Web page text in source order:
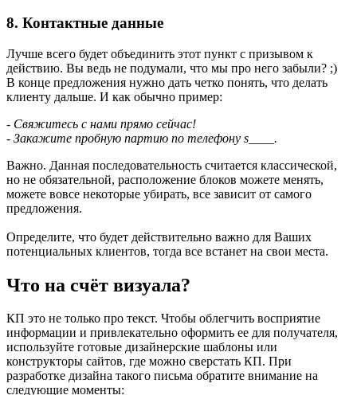
8. Контактные данные
Лучше всего будет объединить этот пункт с призывом к
действию. Вы ведь не подумали, что мы про него забыли? ;)
В конце предложения нужно дать четко понять, что делать
клиенту дальше. И как обычно пример:
- Свяжитесь с нами прямо сейчас!
- Закажите пробную партию по телефону s____.
Важно. Данная последовательность считается классической,
но не обязательной, расположение блоков можете менять,
можете вовсе некоторые убирать, все зависит от самого
предложения.
Определите, что будет действительно важно для Ваших
потенциальных клиентов, тогда все встанет на свои места.
Что на счёт визуала?
КП это не только про текст. Чтобы облегчить восприятие
информации и привлекательно оформить ее для получателя,
используйте готовые дизайнерские шаблоны или
конструкторы сайтов, где можно сверстать КП. При
разработке дизайна такого письма обратите внимание на
следующие моменты: